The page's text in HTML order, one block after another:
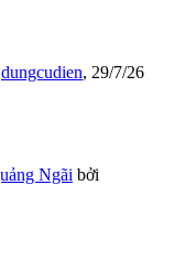
dungcudien, 29/7/26
Ngãi bởi